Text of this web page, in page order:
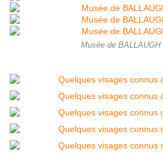
Musée de BALLAUGH